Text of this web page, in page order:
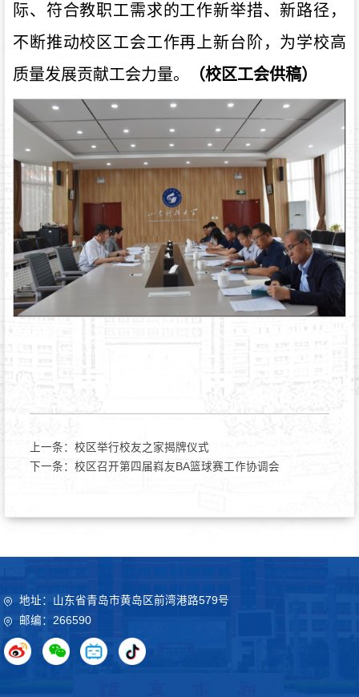
际、符合教职工需求的工作新举措、新路径，
不断推动校区工会工作再上新台阶，为学校高
质量发展贡献工会力量。
（校区工会供稿）
上一条： 校区举行校友之家揭牌仪式
下一条： 校区召开第四届嵙友BA篮球赛工作协调会
地址：山东省青岛市黄岛区前湾港路579号
邮编：266590